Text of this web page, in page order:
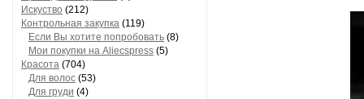
Искуство (212)
Контрольная закупка (119)
Если Вы хотите попробовать (8)
Мои покупки на Aliecspress (5)
Красота (704)
Для волос (53)
Для груди (4)